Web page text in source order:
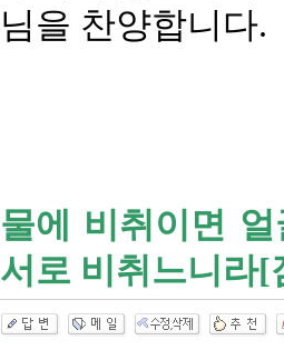
님을 찬양합니다.
물에 비취이면
서로 비취느니라[